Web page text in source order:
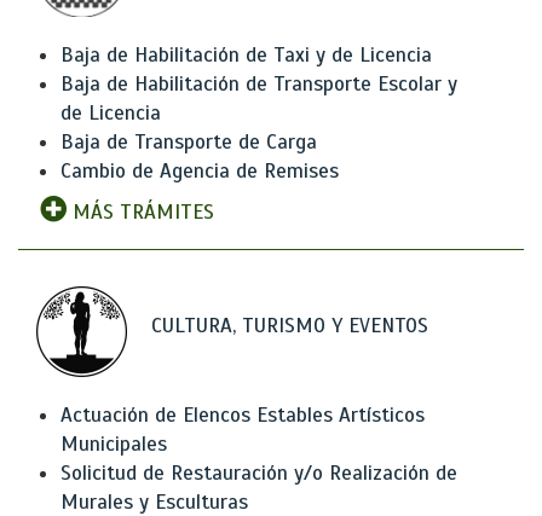
Baja de Habilitación de Taxi y de Licencia
Baja de Habilitación de Transporte Escolar y
de Licencia
Baja de Transporte de Carga
Cambio de Agencia de Remises
MÁS TRÁMITES
CULTURA, TURISMO Y EVENTOS
Actuación de Elencos Estables Artísticos
Municipales
Solicitud de Restauración y/o Realización de
Murales y Esculturas